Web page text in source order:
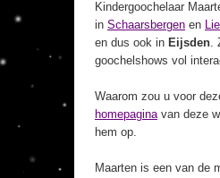
Kindergoochelaar
in Schaarsbergen en
en dus ook in Eijsden.
goochelshows vol
Waarom zou u voor
homepaginavan deze
hem op.
Maarten is een van de